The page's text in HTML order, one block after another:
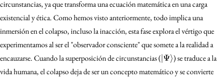
circunstancias, ya que transforma una ecuación matemática en una carga
existencial y ética. Como hemos visto anteriormente, todo implica una
inmersión en el colapso, incluso la inacción, esta fase explora el vértigo que
experimentamos al ser el "observador consciente" que somete a la realidad a
encauzarse. Cuando la superposición de circunstancias (|\Psi\rangle
∣Ψ⟩) se traduce a la
vida humana, el colapso deja de ser un concepto matemático y se convierte